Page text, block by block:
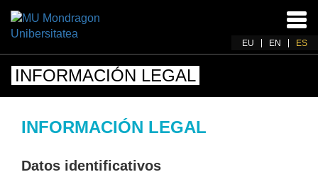
EU EN ES
INFORMACIÓN LEGAL
INFORMACIÓN LEGAL
Datos identificativos